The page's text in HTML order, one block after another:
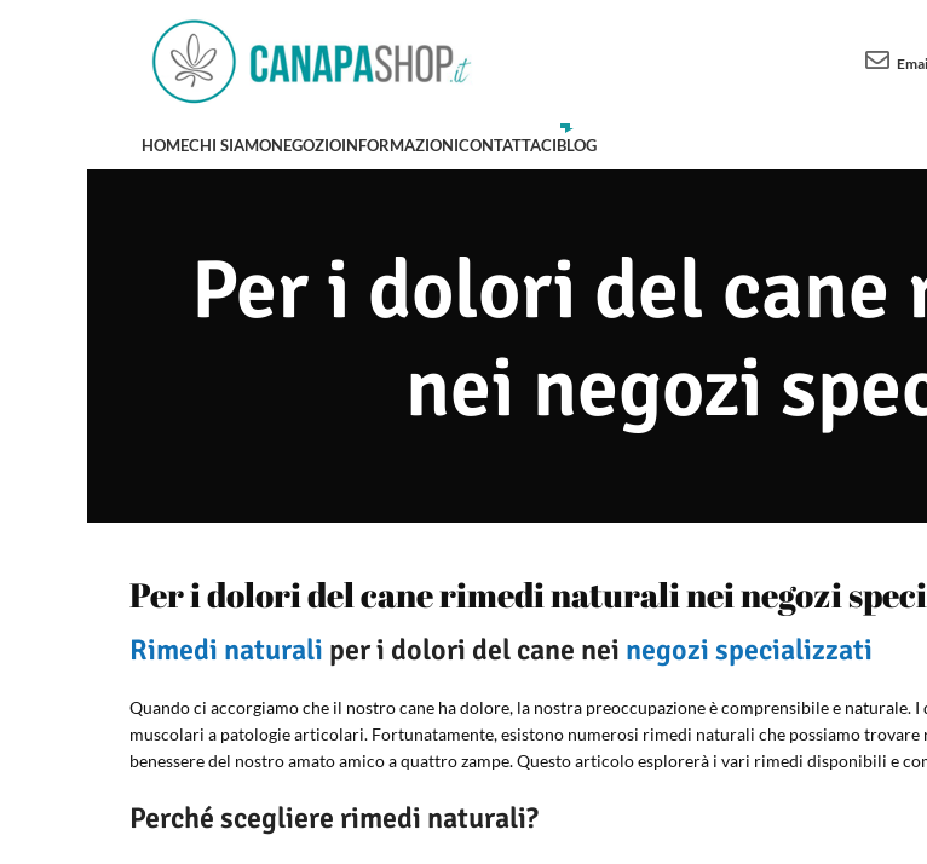
HOMECHI SIAMONEGOZIOINFORMAZIONICONTATTACIBLOG
Per i dolori del
nei negozi
Per i dolori del cane rimedi naturali nei negozi
Rimedi naturali per i dolori del cane nei negozi specializzati
Quando ci accorgiamo che il nostro cane ha dolore, la nostra preoccupazione è comprensibile e naturale.
muscolari a patologie articolari. Fortunatamente, esistono numerosi rimedi naturali che possiamo
benessere del nostro amato amico a quattro zampe. Questo articolo esplorerà i vari rimedi disponibili e
Perché scegliere rimedi naturali?